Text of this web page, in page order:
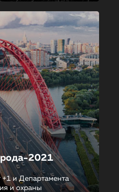
2021
и Департамента
и охраны